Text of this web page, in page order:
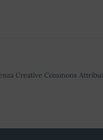
Creative Commons